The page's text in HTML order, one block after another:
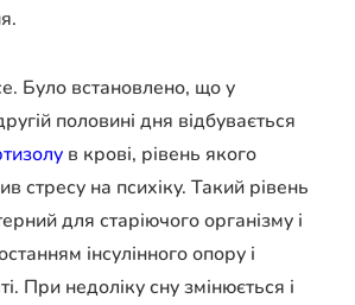
Було встановлено, що у
половині дня відбувається
в крові, рівень якого
стресу на психіку. Такий рівень
для старіючого організму і
інсулінного опору і
При недоліку сну змінюється і